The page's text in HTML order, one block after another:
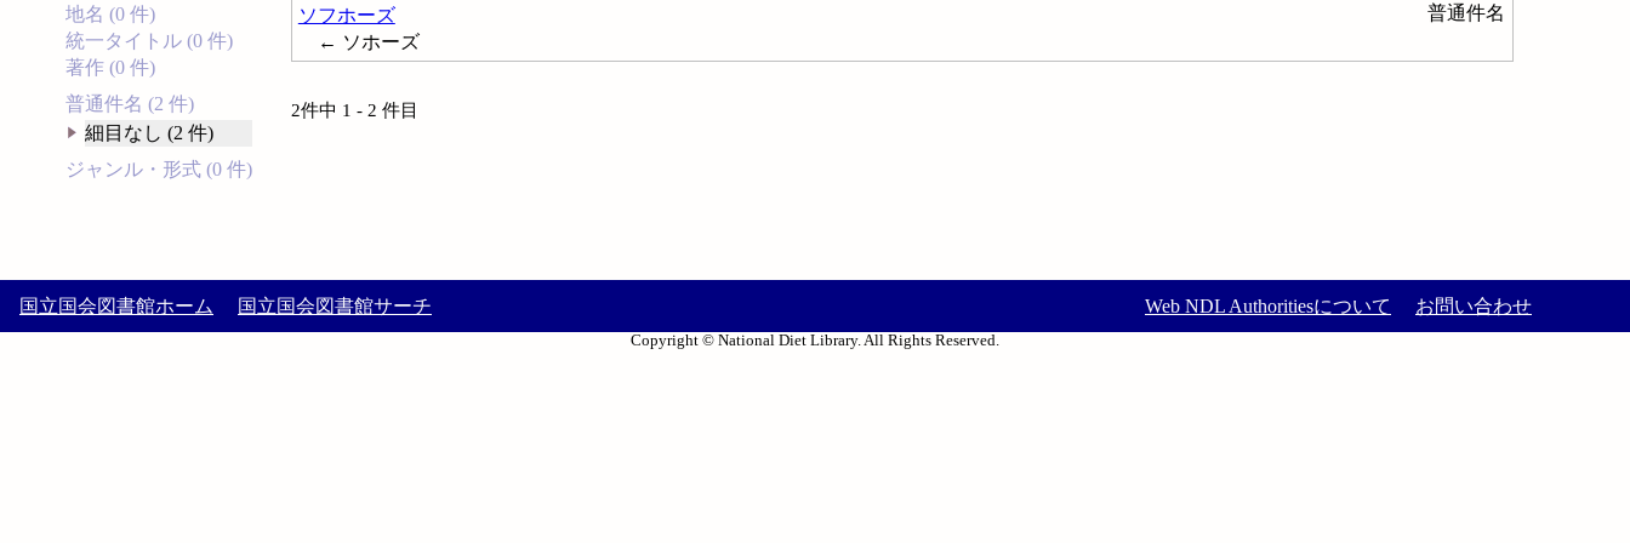
地名 (0 件)
統一タイトル (0 件)
著作 (0 件)
普通件名 (2 件)
細目なし (2 件)
ジャンル・形式 (0 件)
ソフホーズ
普通件名
← ソホーズ
2件中 1 - 2 件目
国立国会図書館ホーム 国立国会図書館サーチ Web NDL Authoritiesについて お問い合わせ
Copyright © National Diet Library. All Rights Reserved.